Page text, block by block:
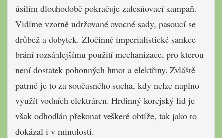
úsilím dlouhodobě pokračuje zalesňovací kampaň.
Vidíme vzorně udržované ovocné sady, pasoucí se
drůbež a dobytek. Zločinné imperialistické sankce
brání rozsáhlejšímu použití mechanizace, pro kterou
není dostatek pohonných hmot a elektřiny. Zvláště
patrné je to za současného sucha, kdy nelze naplno
využít vodních elektráren. Hrdinný korejský lid je
však odhodlán překonat veškeré obtíže, tak jako to
dokázal i v minulosti.